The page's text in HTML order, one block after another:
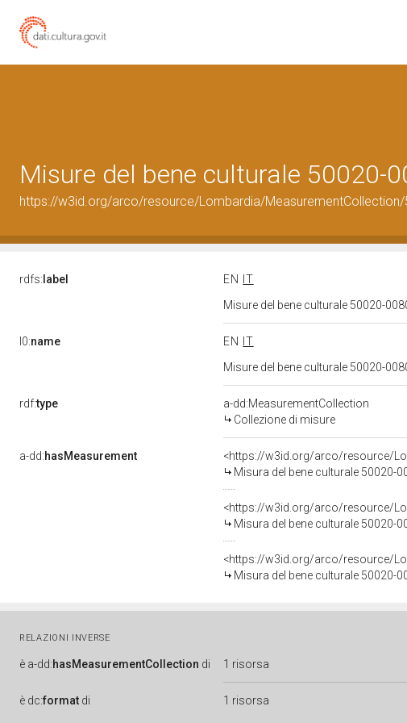
Misure del bene culturale 50020-
https://w3id.org/arco/resource/Lombardia/MeasurementCollection/
rdfs: label EN
IT
Misure del bene culturale 50020-
l0:name EN
IT
Misure del bene culturale 50020-
rdf:type
a-dd:MeasurementCollection
Collezione di misure
a-dd:hasMeasurement
<https://w3id.org/arco/resource/
Misura del bene culturale 50020-
<https://w3id.org/arco/resource/
Misura del bene culturale 50020-
<https://w3id.org/arco/resource/
Misura del bene culturale 50020-
RELAZIONI INVERSE
è a-dd:hasMeasurementCollection di 1 risorsa
è dc:format di 1 risorsa